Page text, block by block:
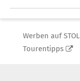
Werben auf STOL
Tourentipps